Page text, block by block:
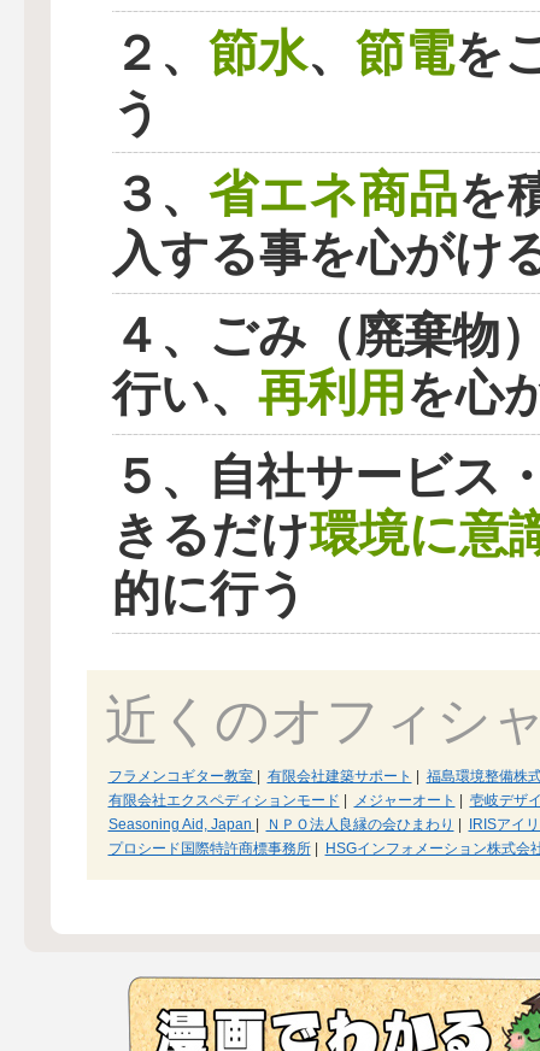
２、 節水、 節電を
う
３、 省エネ商品を
入する事を心がけ
４、ごみ（廃棄物
行い、 再利用を心
５、自社サービス
きるだけ環境に意
的に行う
近くのオフィシ
フラメンコギター教室 有限会社建築サポート
福島環境整備株
有限会社エクスペディションモード
メジャーオート
壱岐デザ
Seasoning Aid, Japan
ＮＰＯ法人良縁の会ひまわり
IRISアイ
プロシード国際特許商標事務所| HSGインフォメーション株式会